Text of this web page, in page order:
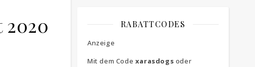
2020 RABATTCODES
Anzeige
Mit dem Code xarasdogs oder